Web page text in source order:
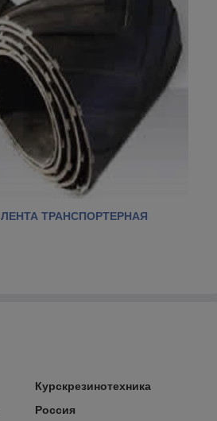
ЛЕНТА ТРАНСПОРТЕРНАЯ
Курскрезинотехника
Россия